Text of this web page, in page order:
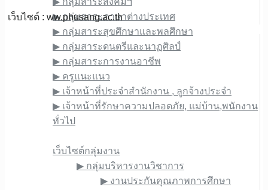
▶︎ กลุ่มสาระภาษาต่างประเทศ
▶︎ กลุ่มสาระสุขศึกษาและพลศึกษา
▶︎ กลุ่มสาระดนตรีและนาฏศิลป์
▶︎ กลุ่มสาระการงานอาชีพ
▶︎ ครูแนะแนว
▶︎ เจ้าหน้าที่ประจำสำนักงาน , ลูกจ้างประจำ
▶︎ เจ้าหน้าที่รักษาความปลอดภัย, แม่บ้าน,พนักงาน
ทั่วไป
เว็บไซต์กลุ่มงาน
▶︎ กลุ่มบริหารงานวิชาการ
▶︎ งานประกันคุณภาพการศึกษา
เว็บไซต์ : ww.phusang.ac.th